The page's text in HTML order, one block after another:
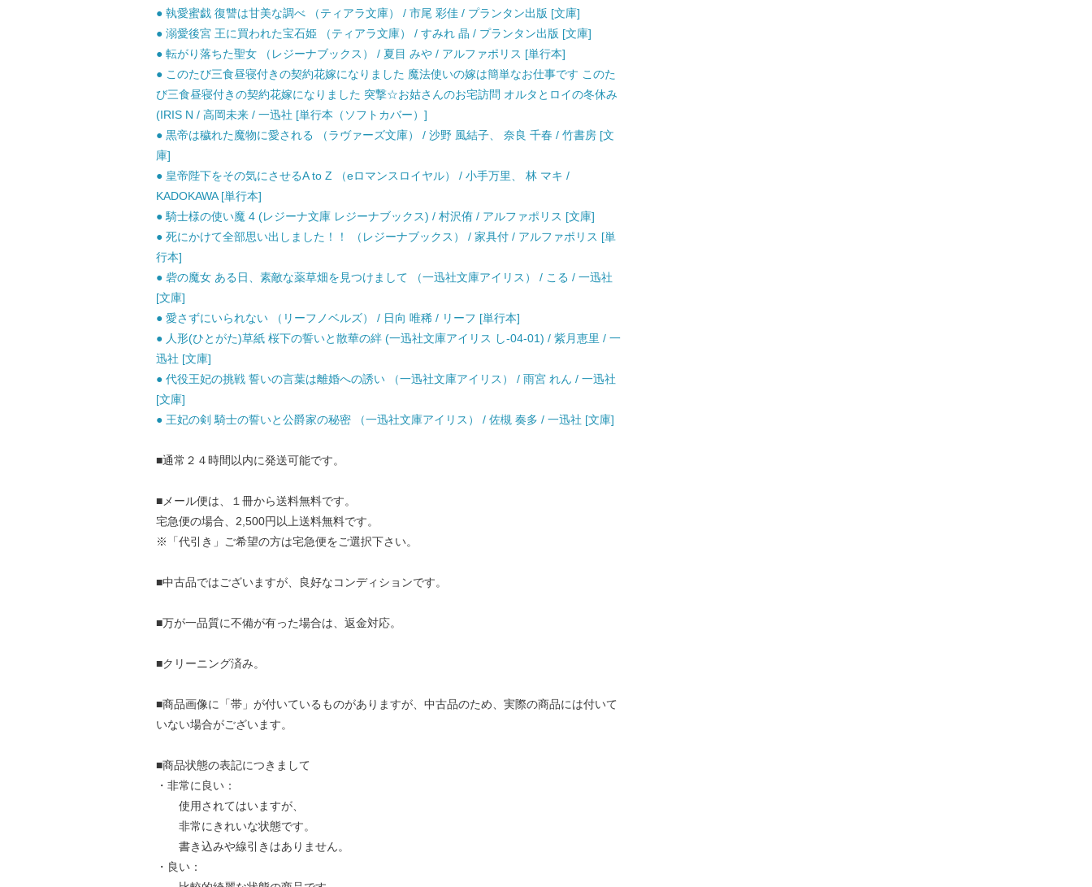
● 執愛蜜戯 復讐は甘美な調べ （ティアラ文庫） / 市尾 彩佳 / プランタン出版 [文庫]
● 溺愛後宮 王に買われた宝石姫 （ティアラ文庫） / すみれ 晶 / プランタン出版 [文庫]
● 転がり落ちた聖女 （レジーナブックス） / 夏目 みや / アルファポリス [単行本]
● このたび三食昼寝付きの契約花嫁になりました 魔法使いの嫁は簡単なお仕事です このた
び三食昼寝付きの契約花嫁になりました 突撃☆お姑さんのお宅訪問 オルタとロイの冬休み
(IRIS N / 高岡未来 / 一迅社 [単行本（ソフトカバー）]
● 黒帝は穢れた魔物に愛される （ラヴァーズ文庫） / 沙野 風結子、 奈良 千春 / 竹書房 [文
庫]
● 皇帝陛下をその気にさせるA to Z （eロマンスロイヤル） / 小手万里、 林 マキ /
KADOKAWA [単行本]
● 騎士様の使い魔 4 (レジーナ文庫 レジーナブックス) / 村沢侑 / アルファポリス [文庫]
● 死にかけて全部思い出しました！！ （レジーナブックス） / 家具付 / アルファポリス [単
行本]
● 砦の魔女 ある日、素敵な薬草畑を見つけまして （一迅社文庫アイリス） / こる / 一迅社
[文庫]
● 愛さずにいられない （リーフノベルズ） / 日向 唯稀 / リーフ [単行本]
● 人形(ひとがた)草紙 桜下の誓いと散華の絆 (一迅社文庫アイリス し-04-01) / 紫月恵里 / 一
迅社 [文庫]
● 代役王妃の挑戦 誓いの言葉は離婚への誘い （一迅社文庫アイリス） / 雨宮 れん / 一迅社
[文庫]
● 王妃の剣 騎士の誓いと公爵家の秘密 （一迅社文庫アイリス） / 佐槻 奏多 / 一迅社 [文庫]
■通常２４時間以内に発送可能です。
■メール便は、１冊から送料無料です。
宅急便の場合、2,500円以上送料無料です。
※「代引き」ご希望の方は宅急便をご選択下さい。
■中古品ではございますが、良好なコンディションです。
■万が一品質に不備が有った場合は、返金対応。
■クリーニング済み。
■商品画像に「帯」が付いているものがありますが、中古品のため、実際の商品には付いて
いない場合がございます。
■商品状態の表記につきまして
・非常に良い：
使用されてはいますが、
非常にきれいな状態です。
書き込みや線引きはありません。
・良い：